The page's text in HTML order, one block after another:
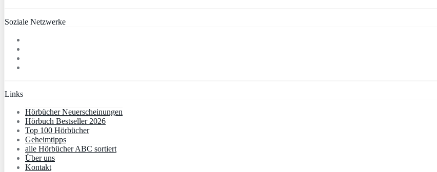
Soziale Netzwerke
Links
Hörbücher Neuerscheinungen
Hörbuch Bestseller 2026
Top 100 Hörbücher
Geheimtipps
alle Hörbücher ABC sortiert
Über uns
Kontakt